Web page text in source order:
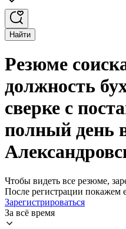
Найти
Резюме
должность
сверке с
полный день
Чтобы видеть все резюме,
После регистрации покажем
Зарегистрироваться
За всё время